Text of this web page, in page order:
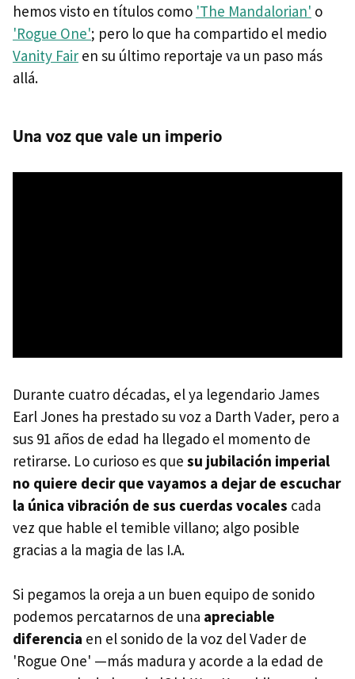
hemos visto en títulos como 'The Mandalorian' o
'Rogue One'; pero lo que ha compartido el medio
Vanity Fair en su último reportaje va un paso más
allá.
Una voz que vale un imperio
Durante cuatro décadas, el ya legendario James
Earl Jones ha prestado su voz a Darth Vader, pero a
sus 91 años de edad ha llegado el momento de
retirarse. Lo curioso es que su jubilación imperial
no quiere decir que vayamos a dejar de escuchar
la única vibración de sus cuerdas vocales cada
vez que hable el temible villano; algo posible
gracias a la magia de las I.A.
Si pegamos la oreja a un buen equipo de sonido
podemos percatarnos de una apreciable
diferencia en el sonido de la voz del Vader de
'Rogue One' —más madura y acorde a la edad de